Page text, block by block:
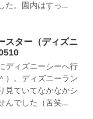
た。園内はすっ...
スター（ディズニ
ディズニーシーへ行
）。ディズニーラン
見ていてなかなかシ
んでした（苦笑...